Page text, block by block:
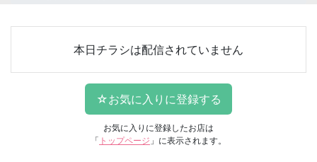
本日チラシは配信されていません
お気に入りに登録したお店は
「 トップページ 」に表示されます。